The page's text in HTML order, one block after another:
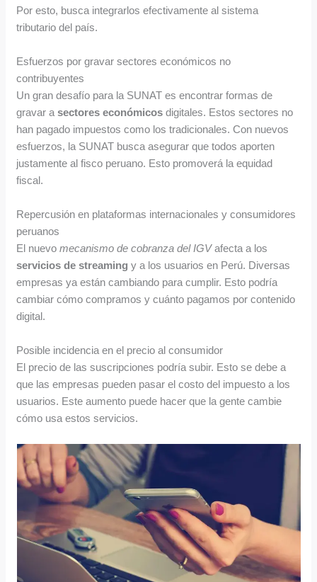
Por esto, busca integrarlos efectivamente al sistema
tributario del país.
Esfuerzos por gravar sectores económicos no
contribuyentes
Un gran desafío para la SUNAT es encontrar formas de
gravar asectores económicos digitales. Estos sectores no
han pagado impuestos como los tradicionales. Con nuevos
esfuerzos, la SUNAT busca asegurar que todos aporten
justamente al fisco peruano. Esto promoverá la equidad
fiscal.
Repercusión en plataformas internacionales y consumidores
peruanos
El nuevomecanismo de cobranza del IGVafecta a los
servicios de streaming y a los usuarios en Perú. Diversas
empresas ya están cambiando para cumplir. Esto podría
cambiar cómo compramos y cuánto pagamos por contenido
digital.
Posible incidencia en el precio al consumidor
El precio de las suscripciones podría subir. Esto se debe a
que las empresas pueden pasar el costo del impuesto a los
usuarios. Este aumento puede hacer que la gente cambie
cómo usa estos servicios.